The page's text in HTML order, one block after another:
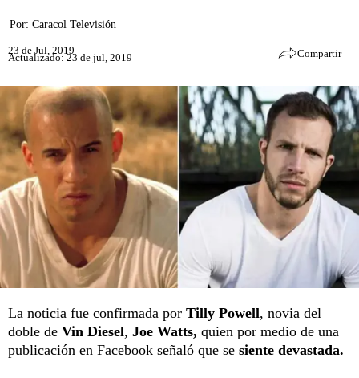
Por: Caracol Televisión
23 de Jul, 2019
Actualizado: 23 de jul, 2019 Compartir
La noticia fue confirmada por Tilly Powell, novia del
doble de Vin Diesel, Joe Watts, quien por medio de una
publicación en Facebook señaló que se siente devastada.